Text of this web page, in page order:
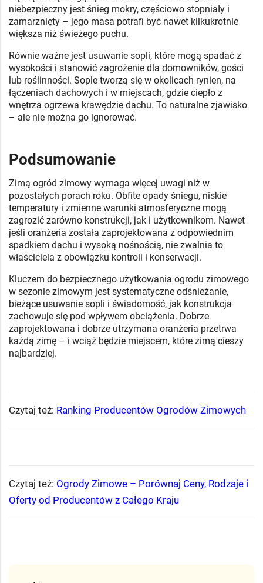
niebezpieczny jest śnieg mokry, częściowo stopniały i
zamarznięty – jego masa potrafi być nawet kilkukrotnie
większa niż świeżego puchu.
Równie ważne jest usuwanie sopli, które mogą spadać z
wysokości i stanowić zagrożenie dla domowników, gości
lub roślinności. Sople tworzą się w okolicach rynien, na
łączeniach dachowych i w miejscach, gdzie ciepło z
wnętrza ogrzewa krawędzie dachu. To naturalne zjawisko
– ale nie można go ignorować.
Podsumowanie
Zimą ogród zimowy wymaga więcej uwagi niż w
pozostałych porach roku. Obfite opady śniegu, niskie
temperatury i zmienne warunki atmosferyczne mogą
zagrozić zarówno konstrukcji, jak i użytkownikom. Nawet
jeśli oranżeria została zaprojektowana z odpowiednim
spadkiem dachu i wysoką nośnością, nie zwalnia to
właściciela z obowiązku kontroli i konserwacji.
Kluczem do bezpiecznego użytkowania ogrodu zimowego
w sezonie zimowym jest systematyczne odśnieżanie,
bieżące usuwanie sopli i świadomość, jak konstrukcja
zachowuje się pod wpływem obciążenia. Dobrze
zaprojektowana i dobrze utrzymana oranżeria przetrwa
każdą zimę – i wciąż będzie miejscem, które zimą cieszy
najbardziej.
Czytaj też: Ranking Producentów Ogrodów Zimowych
Czytaj też: Ogrody Zimowe – Porównaj Ceny, Rodzaje i
Oferty od Producentów z Całego Kraju​